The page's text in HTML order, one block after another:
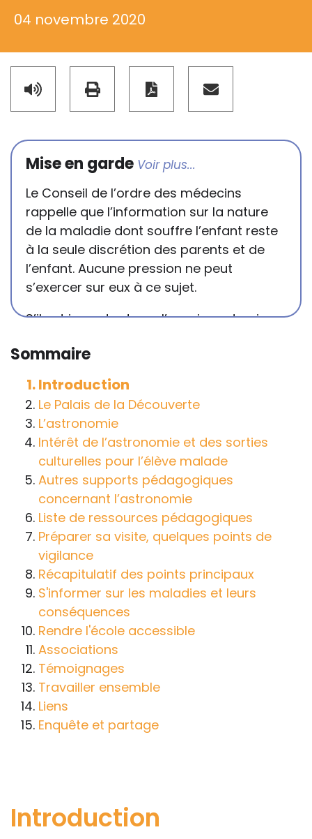
04 novembre 2020
Introduction
Mise en garde
Le Conseil de l’ordre des médecins
rappelle que l’information sur la nature
de la maladie dont souffre l’enfant reste
à la seule discrétion des parents et de
l’enfant. Aucune pression ne peut
s’exercer sur eux à ce sujet.
S’il est important que l’enseignant puisse
conséquences de la maladie ou du
handicap sur les apprentissages, cela ne
passe pas forcément pas l’exposé du
diagnostic en tant que tel.
Cette information doit être adaptée par
chacun, dans le respect de l’individu en
particulier, enfant et adulte, et prendre en
compte la variabilité d’une même
maladie ou handicap selon chaque
enfant.
La consultation d’informations sur un site
web n’exonère personne de ses
responsabilités professionnelles, civiles
et pénales. Les personnes qui
s'inspireront des éléments publiés sur le
site « Tous à l'école » dans leur action
professionnelle le feront sous leur seule
responsabilité, car ils disposent de tous
les paramètres spécifiques d’une
apprécier in abstracto.
Sommaire
Introduction
Le Palais de la Découverte
L’astronomie
Intérêt de l’astronomie et des sorties
culturelles pour l’élève malade
Autres supports pédagogiques
concernant l’astronomie
Liste de ressources pédagogiques
Préparer sa visite, quelques points de
vigilance
Récapitulatif des points principaux
S'informer sur les maladies et leurs
conséquences
Rendre l'école accessible
Associations
Témoignages
Travailler ensemble
Liens
Enquête et partage